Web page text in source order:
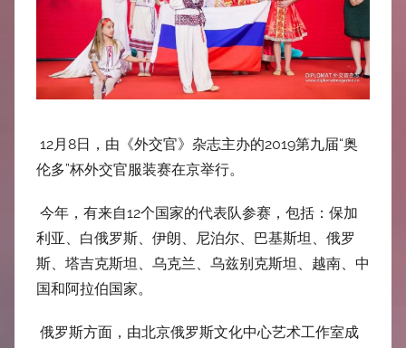
12月8日，由《外交官》杂志主办的2019第九届“奥
伦多”杯外交官服装赛在京举行。
今年，有来自12个国家的代表队参赛，包括：保加
利亚、白俄罗斯、伊朗、尼泊尔、巴基斯坦、俄罗
斯、塔吉克斯坦、乌克兰、乌兹别克斯坦、越南、中
国和阿拉伯国家。
俄罗斯方面，由北京俄罗斯文化中心艺术工作室成